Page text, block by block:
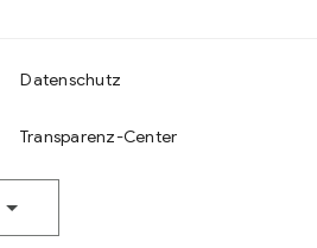
Datenschutz
Transparenz-Center